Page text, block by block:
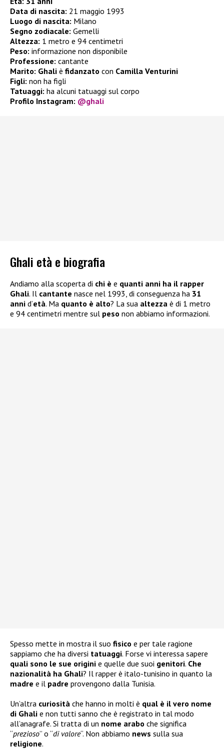
Data di nascita: 21 maggio 1993
Luogo di nascita: Milano
Segno zodiacale: Gemelli
Altezza: 1 metro e 94 centimetri
Peso: informazione non disponibile
Professione: cantante
Marito: Ghali è fidanzato con Camilla Venturini
Figli: non ha figli
Tatuaggi: ha alcuni tatuaggi sul corpo
Profilo Instagram: @ghali
Ghali età e biografia
Andiamo alla scoperta di chi è e quanti anni ha il rapper
Ghali. Il cantante nasce nel 1993, di conseguenza ha 31
anni d’età. Ma quanto è alto? La sua altezza è di 1 metro
e 94 centimetri mentre sul peso non abbiamo informazioni.
Spesso mette in mostra il suo fisico e per tale ragione
sappiamo che ha diversi tatuaggi. Forse vi interessa sapere
quali sono le sue origini e quelle due suoi genitori. Che
nazionalità ha Ghali? Il rapper è italo-tunisino in quanto la
madre e il padre provengono dalla Tunisia.
Un’altra curiosità che hanno in molti è qual è il vero nome
di Ghali e non tutti sanno che è registrato in tal modo
all’anagrafe. Si tratta di un nome arabo che significa
“prezioso” o “di valore“. Non abbiamo news sulla sua
religione.